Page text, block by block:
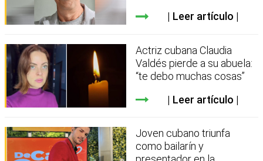
Leer artículo
Actriz cubana Claudia
Valdés pierde a su abuela:
“te debo muchas cosas”
Leer artículo
Joven cubano triunfa
como bailarín y